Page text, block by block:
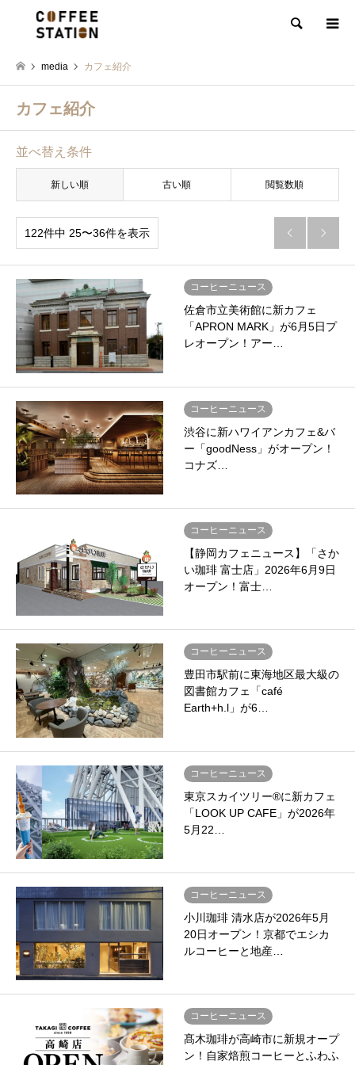
検索
media カフェ紹介
カフェ紹介
並べ替え条件
新しい順 古い順 閲覧数順
122件中 25〜36件を表示  
コーヒーニュース
佐倉市立美術館に新カフェ
「APRON MARK」が6月5日プ
レオープン！アー…
コーヒーニュース
渋谷に新ハワイアンカフェ&バ
ー「goodNess」がオープン！
コナズ…
コーヒーニュース
【静岡カフェニュース】「さか
い珈琲 富士店」2026年6月9日
オープン！富士…
コーヒーニュース
豊田市駅前に東海地区最大級の
図書館カフェ「café
Earth+h.l」が6…
コーヒーニュース
東京スカイツリー®に新カフェ
「LOOK UP CAFE」が2026年
5月22…
コーヒーニュース
小川珈琲 清水店が2026年5月
20日オープン！京都でエシカ
ルコーヒーと地産…
コーヒーニュース
髙木珈琲が高崎市に新規オープ
ン！自家焙煎コーヒーとふわふ